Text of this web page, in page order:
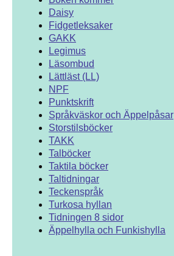
Daisy
Fidgetleksaker
GAKK
Legimus
Läsombud
Lättläst (LL)
NPF
Punktskrift
Språkväskor och Äppelpåsar
Storstilsböcker
TAKK
Talböcker
Taktila böcker
Taltidningar
Teckenspråk
Turkosa hyllan
Tidningen 8 sidor
Äppelhylla och Funkishylla